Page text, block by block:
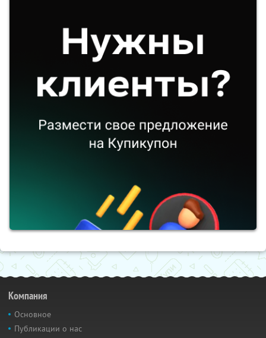
Компания
Основное
Публикации о нас